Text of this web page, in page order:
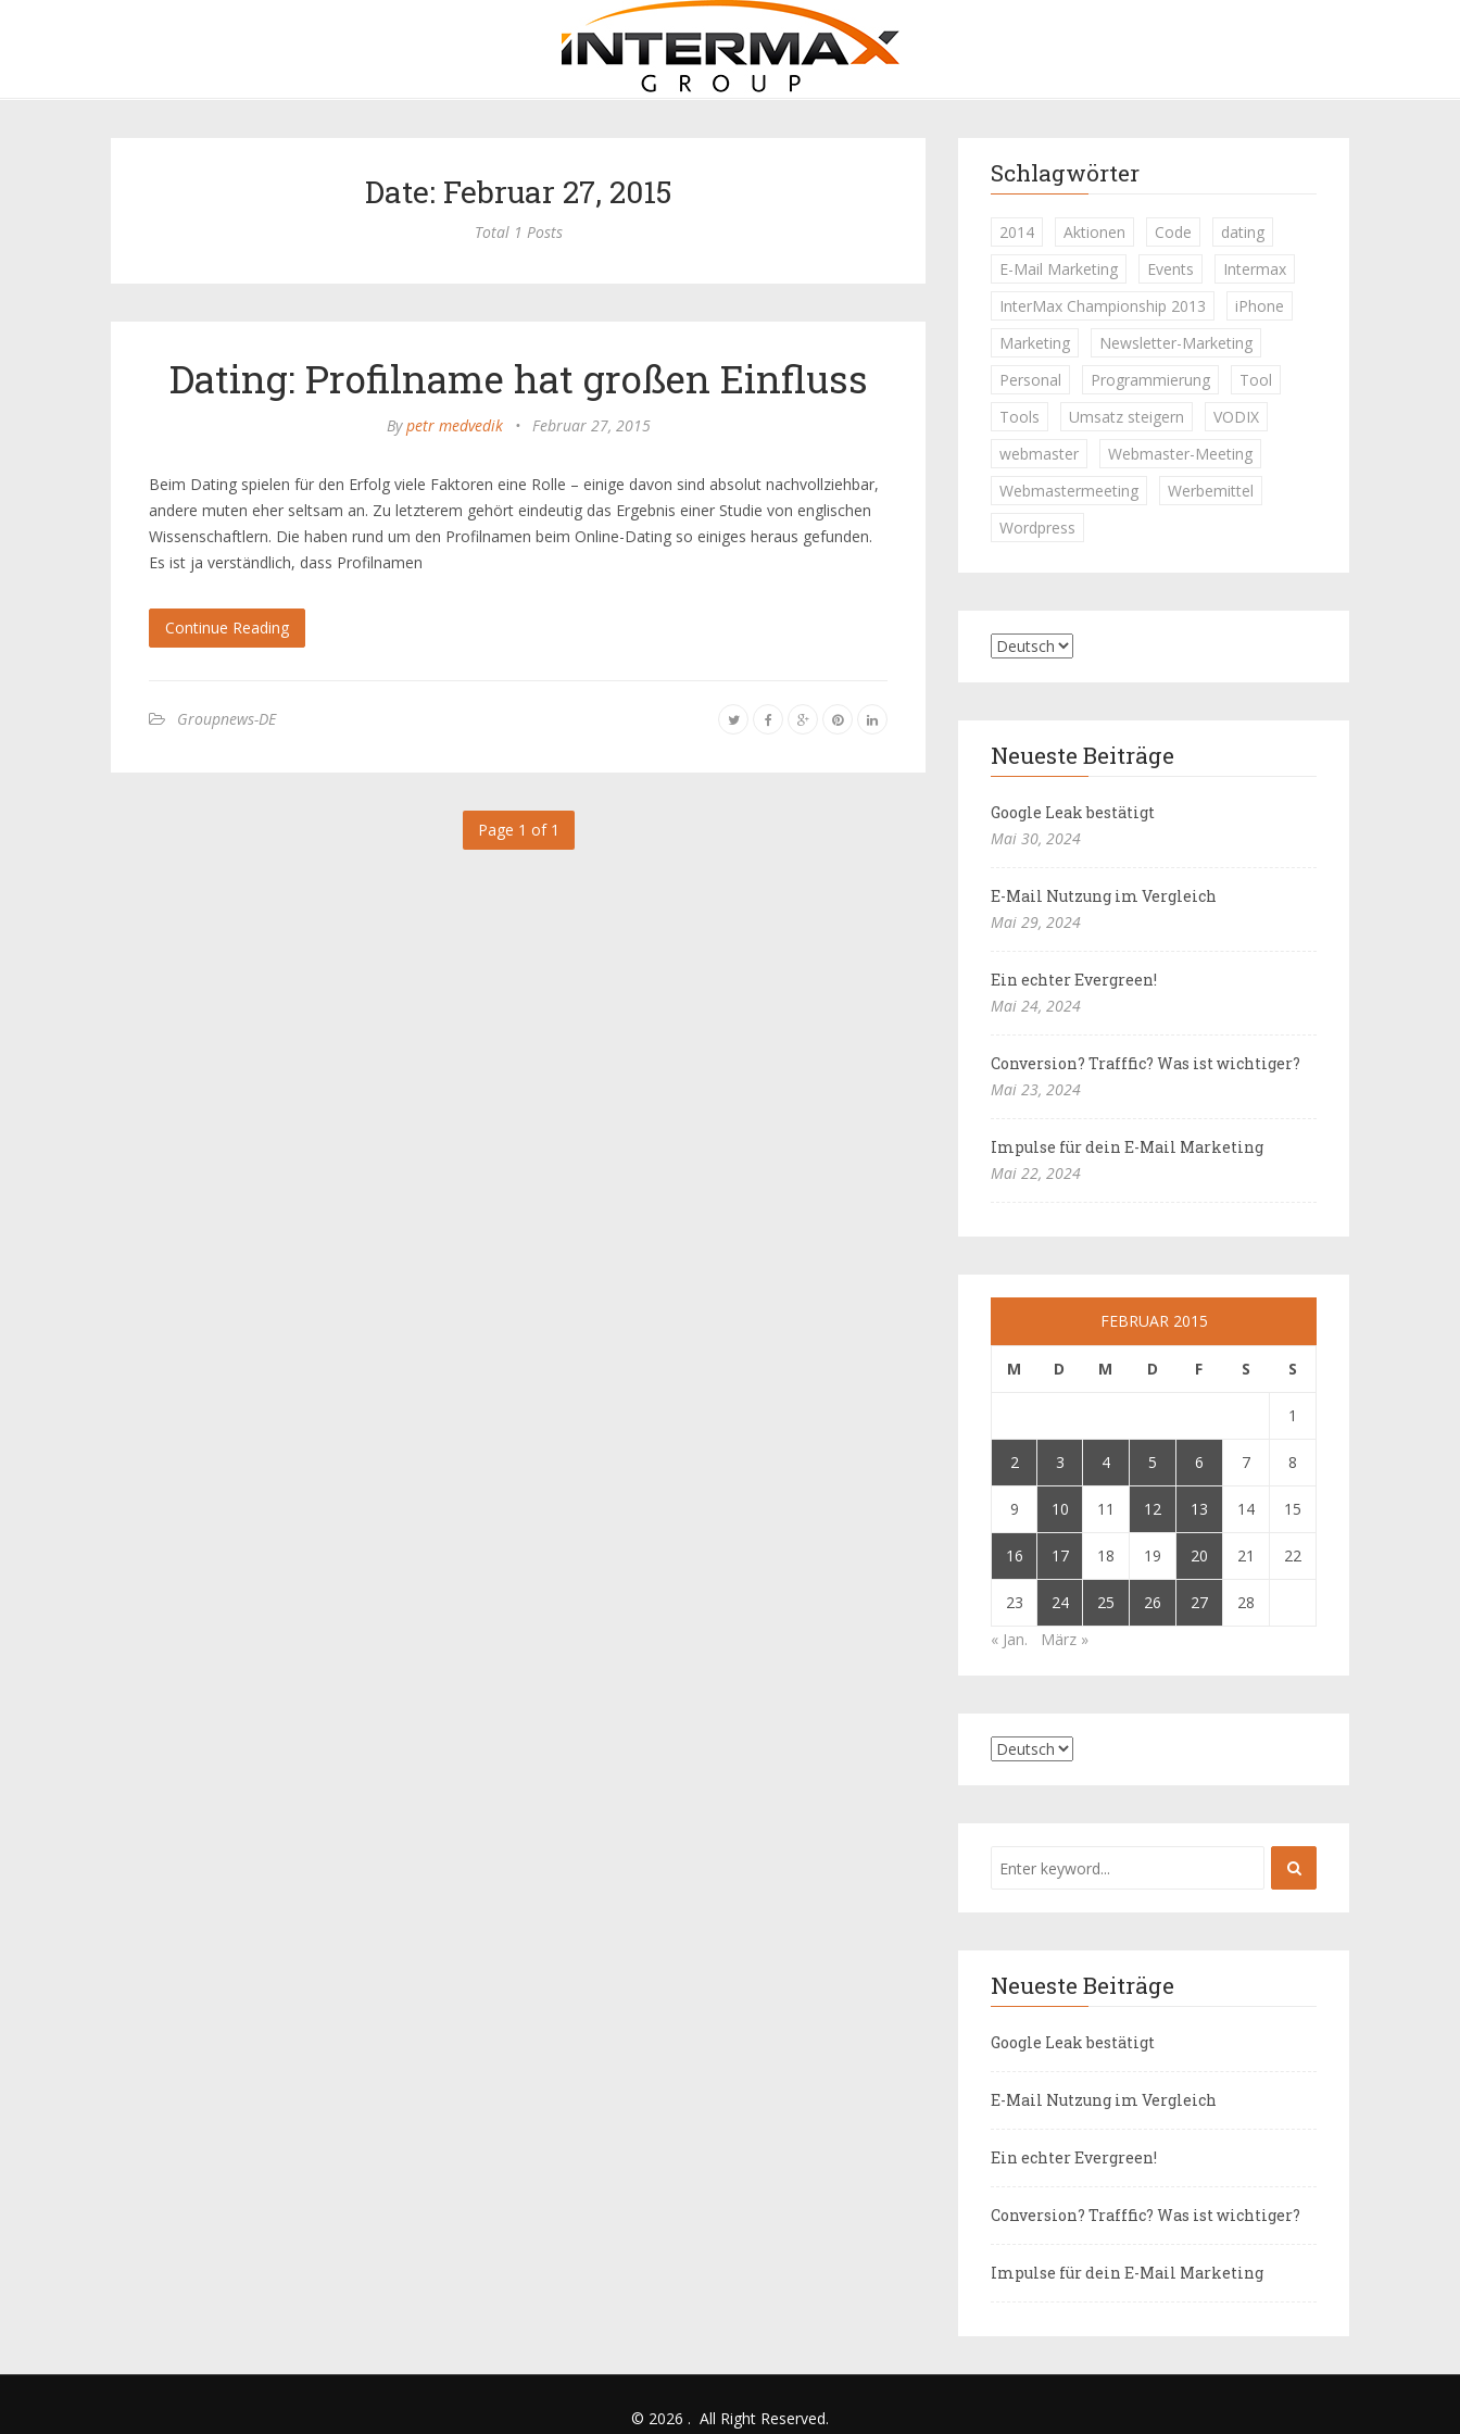
Date: Februar 27, 2015
Total 1 Posts
Dating: Profilname hat großen Einfluss
Bypetr medvedik • Februar 27, 2015
Beim Dating spielen für den Erfolg viele Faktoren eine Rolle – einige davon sind absolut nachvollziehbar,
andere muten eher seltsam an. Zu letzterem gehört eindeutig das Ergebnis einer Studie von englischen
Wissenschaftlern. Die haben rund um den Profilnamen beim Online-Dating so einiges heraus gefunden.
Es ist ja verständlich, dass Profilnamen
Continue Reading
Groupnews-DE
Page 1 of 1
Schlagwörter
2014 Aktionen Code
dating
E-Mail Marketing
Events
Intermax
InterMax Championship 2013
iPhone
Marketing
Newsletter-Marketing
Personal
Programmierung
Tool
Tools
Umsatz steigern
VODIX
webmaster
Webmaster-Meeting
Webmastermeeting
Werbemittel
Wordpress
Neueste Beiträge
Google Leak bestätigt
Mai 30, 2024
E-Mail Nutzung im Vergleich
Mai 29, 2024
Ein echter Evergreen!
Mai 24, 2024
Conversion? Trafffic? Was ist wichtiger?
Mai 23, 2024
Impulse für dein E-Mail Marketing
Mai 22, 2024
FEBRUAR 2015
M D M D F S S
1
2 3 4 5 6 7 8
9 10 11 12 13 14 15
16 17 18 19 20 21 22
23 24 25 26 27
28
« Jan.
März »
Neueste Beiträge
Google Leak bestätigt
E-Mail Nutzung im Vergleich
Ein echter Evergreen!
Conversion? Trafffic? Was ist wichtiger?
Impulse für dein E-Mail Marketing
© 2026 . All Right Reserved.